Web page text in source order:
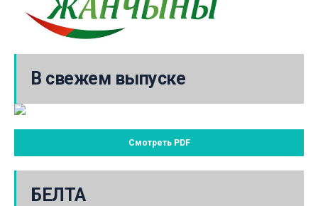
В свежем выпуске
Смотреть PDF
БЕЛТА